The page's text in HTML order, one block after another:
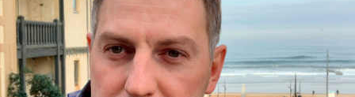
"ДНР"
Оккупация Крыма
Новости Крыма
Донбасс
Здоровье
Помощь проекту
Стиль Диалога
Шоу-биз
Культура
Общество